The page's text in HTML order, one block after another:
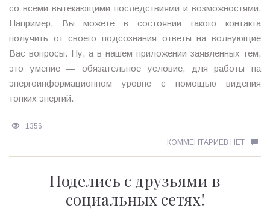
со всеми вытекающими последствиями и возможностями.
Например, Вы можете в состоянии такого контакта
получить от своего подсознания ответы на волнующие
Вас вопросы. Ну, а в нашем приложении заявленных тем,
это умение — обязательное условие, для работы на
энергоинформационном уровне с помощью видения
тонких энергий.
1356
КОММЕНТАРИЕВ НЕТ
Поделись с друзьями в
социальных сетях!